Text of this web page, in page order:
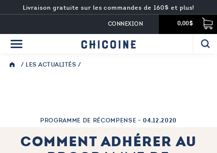
Livraison gratuite sur les commandes de 160$ et plus!
0,00$
CONNEXION
/ LES ACTUALITÉS /
PROGRAMME DE RÉCOMPENSE -04.12.2020
COMMENT ADHÉRER AU